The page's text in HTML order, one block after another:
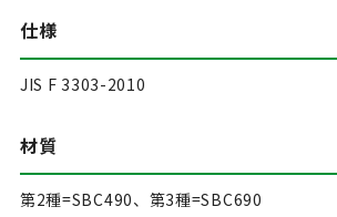
仕様
JIS F 3303-2010
材質
第2種=SBC490、第3種=SBC690